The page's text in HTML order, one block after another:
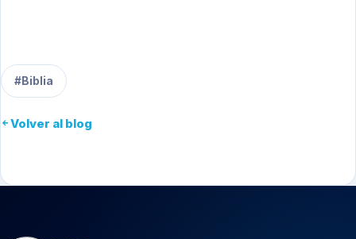
#Biblia
Volver al blog